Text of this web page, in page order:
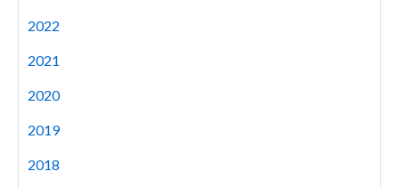
2022
2021
2020
2019
2018